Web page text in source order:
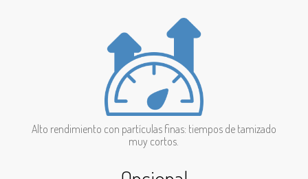
Alto rendimiento con partículas finas: tiempos de tamizado
muy cortos.